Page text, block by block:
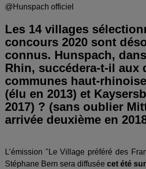
@Hunspach officiel
Les 14 villages
concours 2020 sont
connus. Hunspach,
Rhin, succédera-t-il aux
communes haut-
(élu en 2013) et
2017) ? (sans oublier
arrivée deuxième en
L’émission "Le Village préféré des
Stéphane Bern sera diffusée cet été